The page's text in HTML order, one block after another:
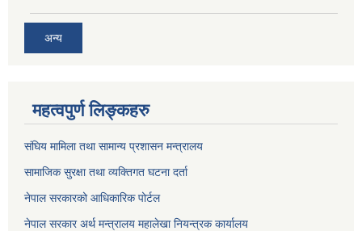
अन्य
महत्वपुर्ण लिङ्कहरु
संघिय मामिला तथा सामान्य प्रशासन मन्त्रालय
सामाजिक सुरक्षा तथा व्यक्तिगत घटना दर्ता
नेपाल सरकारको आधिकारिक पोर्टल
नेपाल सरकार अर्थ मन्त्रालय महालेखा नियन्त्रक कार्यालय